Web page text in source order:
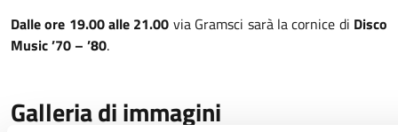
Dalle ore 19.00 alle 21.00 via Gramsci sarà la cornice di Disco
Music ’70 – ’80.
Galleria di immagini